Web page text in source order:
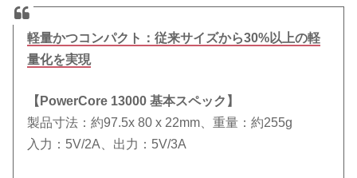
軽量かつコンパクト：従来サイズから30%以上の軽
量化を実現
【PowerCore 13000 基本スペック】
製品寸法：約97.5x 80 x 22mm、重量：約255g
入力：5V/2A、出力：5V/3A